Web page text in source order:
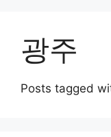
광주
Posts tagged